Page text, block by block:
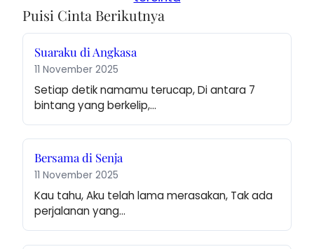
Puisi Cinta Berikutnya
Suaraku di Angkasa
11 November 2025
Setiap detik namamu terucap, Di antara 7
bintang yang berkelip,…
Bersama di Senja
11 November 2025
Kau tahu, Aku telah lama merasakan, Tak ada
perjalanan yang…